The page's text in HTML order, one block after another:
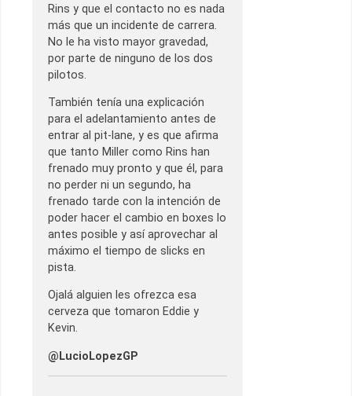
Rins y que el contacto no es nada
más que un incidente de carrera.
No le ha visto mayor gravedad,
por parte de ninguno de los dos
pilotos.
También tenía una explicación
para el adelantamiento antes de
entrar al pit-lane, y es que afirma
que tanto Miller como Rins han
frenado muy pronto y que él, para
no perder ni un segundo, ha
frenado tarde con la intención de
poder hacer el cambio en boxes lo
antes posible y así aprovechar al
máximo el tiempo de slicks en
pista.
Ojalá alguien les ofrezca esa
cerveza que tomaron Eddie y
Kevin.
@LucioLopezGP